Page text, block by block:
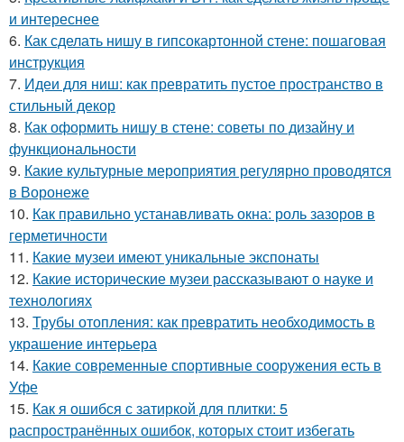
и интереснее
6. Как сделать нишу в гипсокартонной стене: пошаговая
инструкция
7. Идеи для ниш: как превратить пустое пространство в
стильный декор
8. Как оформить нишу в стене: советы по дизайну и
функциональности
9. Какие культурные мероприятия регулярно проводятся
в Воронеже
10. Как правильно устанавливать окна: роль зазоров в
герметичности
11. Какие музеи имеют уникальные экспонаты
12. Какие исторические музеи рассказывают о науке и
технологиях
13. Трубы отопления: как превратить необходимость в
украшение интерьера
14. Какие современные спортивные сооружения есть в
Уфе
15. Как я ошибся с затиркой для плитки: 5
распространённых ошибок, которых стоит избегать